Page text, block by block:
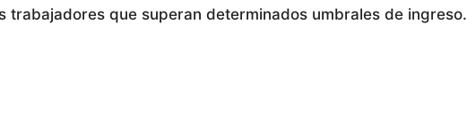
trabajadores que superan determinados umbrales de ingreso.